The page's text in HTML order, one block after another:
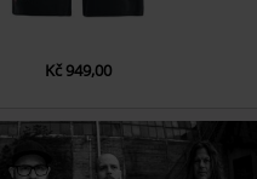
Kč 949,00